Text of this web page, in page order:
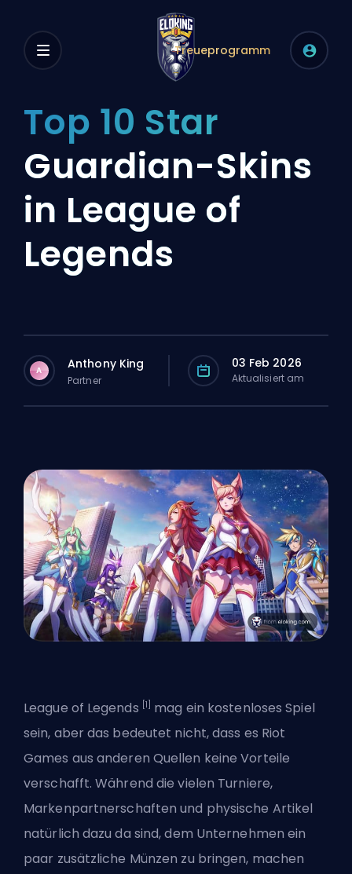
Treueprogramm
Top 10 Star
Guardian-Skins
in League of
Legends
A Anthony King
Partner
03 Feb 2026
Aktualisiert am
League of Legends [1]
mag ein kostenloses Spiel
sein, aber das bedeutet nicht, dass es Riot
Games aus anderen Quellen keine Vorteile
verschafft. Während die vielen Turniere,
Markenpartnerschaften und physische Artikel
natürlich dazu da sind, dem Unternehmen ein
paar zusätzliche Münzen zu bringen, machen